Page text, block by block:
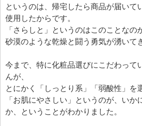
というのは、帰宅したら商品が届いて
使用したからです。
「さらしと」というのはこのことなの
砂漠のような乾燥と闘う勇気が湧いて
今まで、特に化粧品選びにこだわって
んが、
とにかく「しっとり系」「弱酸性」を
「お肌にやさしい」というのが、いか
か、ということがわかりました。